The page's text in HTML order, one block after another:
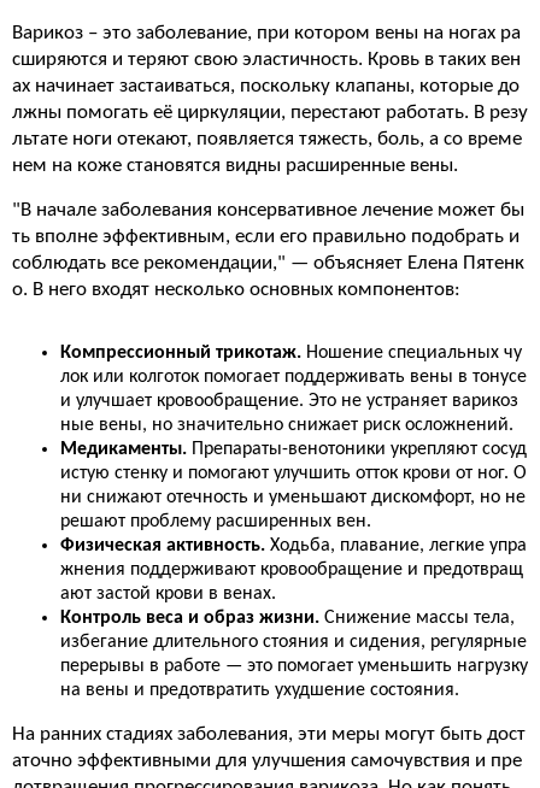
Варикоз – это заболевание, при котором вены на ногах ра
сширяются и теряют свою эластичность. Кровь в таких вен
ах начинает застаиваться, поскольку клапаны, которые до
лжны помогать её циркуляции, перестают работать. В резу
льтате ноги отекают, появляется тяжесть, боль, а со време
нем на коже становятся видны расширенные вены.
"В начале заболевания консервативное лечение может бы
ть вполне эффективным, если его правильно подобрать и
соблюдать все рекомендации," — объясняет Елена Пятенк
о. В него входят несколько основных компонентов:
Компрессионный трикотаж. Ношение специальных чу
лок или колготок помогает поддерживать вены в тонусе
и улучшает кровообращение. Это не устраняет варикоз
ные вены, но значительно снижает риск осложнений.
Медикаменты. Препараты-венотоники укрепляют сосуд
истую стенку и помогают улучшить отток крови от ног. О
ни снижают отечность и уменьшают дискомфорт, но не
решают проблему расширенных вен.
Физическая активность. Ходьба, плавание, легкие упра
жнения поддерживают кровообращение и предотвращ
ают застой крови в венах.
Контроль веса и образ жизни. Снижение массы тела,
избегание длительного стояния и сидения, регулярные
перерывы в работе — это помогает уменьшить нагрузку
на вены и предотвратить ухудшение состояния.
На ранних стадиях заболевания, эти меры могут быть дост
аточно эффективными для улучшения самочувствия и пре